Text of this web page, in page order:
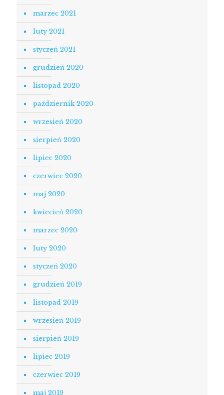
marzec 2021
luty 2021
styczeń 2021
grudzień 2020
listopad 2020
październik 2020
wrzesień 2020
sierpień 2020
lipiec 2020
czerwiec 2020
maj 2020
kwiecień 2020
marzec 2020
luty 2020
styczeń 2020
grudzień 2019
listopad 2019
wrzesień 2019
sierpień 2019
lipiec 2019
czerwiec 2019
maj 2019